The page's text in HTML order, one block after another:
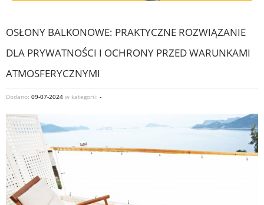
OSŁONY BALKONOWE: PRAKTYCZNE ROZWIĄZANIE
DLA PRYWATNOŚCI I OCHRONY PRZED WARUNKAMI
ATMOSFERYCZNYMI
Dodano: 09-07-2024 w kategorii: -